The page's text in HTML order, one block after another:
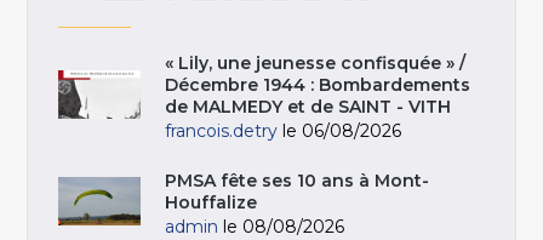
« Lily, une jeunesse confisquée » /
Décembre 1944 : Bombardements
de MALMEDY et de SAINT - VITH
francois.detry le 06/08/2026
PMSA fête ses 10 ans à Mont-
Houffalize
admin le 08/08/2026